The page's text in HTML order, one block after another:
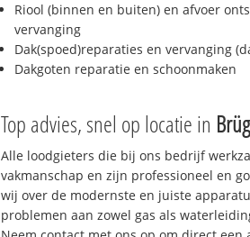
Riool (binnen en buiten) en afvoer
vervanging
Dak(spoed)reparaties en vervanging
Dakgoten reparatie en schoonmaken
Top advies, snel op locatie in
Alle loodgieters die bij ons bedrijf
vakmanschap en zijn professioneel en
wij over de modernste en juiste
problemen aan zowel gas als